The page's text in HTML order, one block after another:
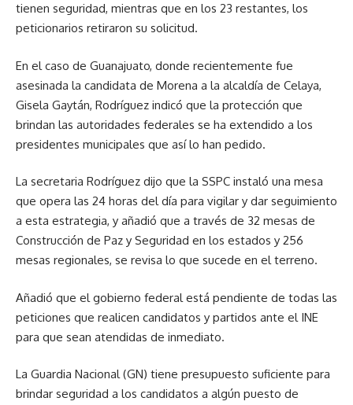
tienen seguridad, mientras que en los 23 restantes, los
peticionarios retiraron su solicitud.
En el caso de Guanajuato, donde recientemente fue
asesinada la candidata de Morena a la alcaldía de Celaya,
Gisela Gaytán, Rodríguez indicó que la protección que
brindan las autoridades federales se ha extendido a los
presidentes municipales que así lo han pedido.
La secretaria Rodríguez dijo que la SSPC instaló una mesa
que opera las 24 horas del día para vigilar y dar seguimiento
a esta estrategia, y añadió que a través de 32 mesas de
Construcción de Paz y Seguridad en los estados y 256
mesas regionales, se revisa lo que sucede en el terreno.
Añadió que el gobierno federal está pendiente de todas las
peticiones que realicen candidatos y partidos ante el INE
para que sean atendidas de inmediato.
La Guardia Nacional (GN) tiene presupuesto suficiente para
brindar seguridad a los candidatos a algún puesto de